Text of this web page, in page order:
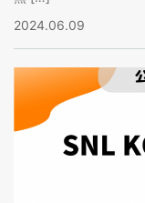
2024.06.09